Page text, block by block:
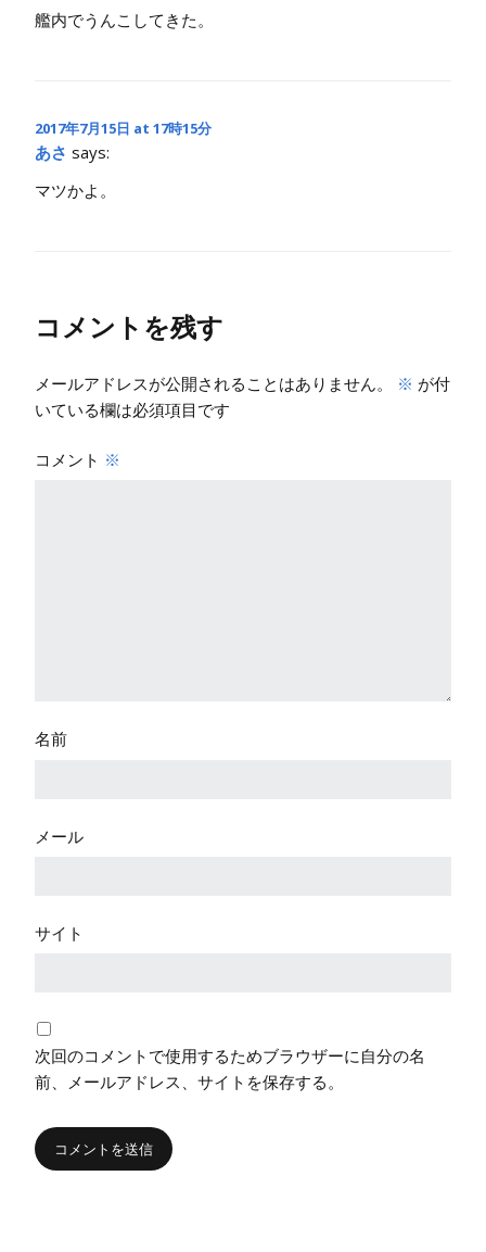
艦内でうんこしてきた。
2017年7月15日 at 17時15分
あさ says:
マツかよ。
コメントを残す
メールアドレスが公開されることはありません。 ※ が付
いている欄は必須項目です
コメント ※
名前
メール
サイト
次回のコメントで使用するためブラウザーに自分の名
前、メールアドレス、サイトを保存する。